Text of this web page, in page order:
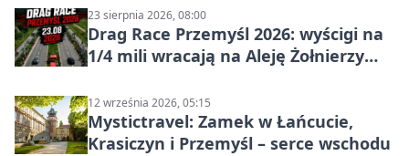
23 sierpnia 2026, 08:00
Drag Race Przemyśl 2026: wyścigi na
1/4 mili wracają na Aleję Żołnierzy
12 września 2026, 05:15
Mystictravel: Zamek w Łańcucie,
Krasiczyn i Przemyśl – serce wschodu